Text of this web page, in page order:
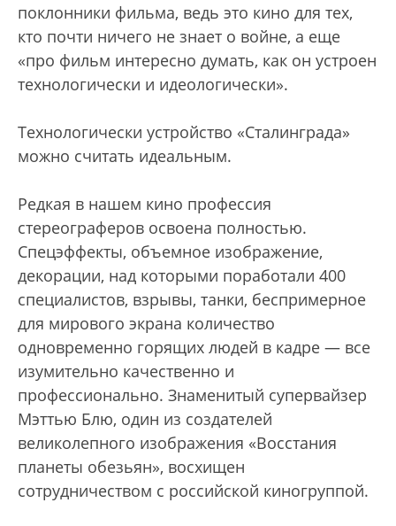
поклонники фильма, ведь это кино для тех,
кто почти ничего не знает о войне, а еще
«про фильм интересно думать, как он устроен
технологически и идеологически».
Технологически устройство «Сталинграда»
можно считать идеальным.
Редкая в нашем кино профессия
стереограферов освоена полностью.
Спецэффекты, объемное изображение,
декорации, над которыми поработали 400
специалистов, взрывы, танки, беспримерное
для мирового экрана количество
одновременно горящих людей в кадре — все
изумительно качественно и
профессионально. Знаменитый супервайзер
Мэттью Блю, один из создателей
великолепного изображения «Восстания
планеты обезьян», восхищен
сотрудничеством с российской киногруппой.